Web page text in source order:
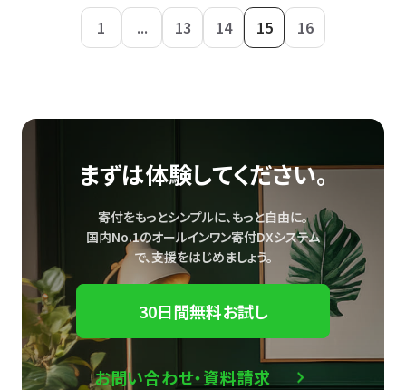
1 ... 13 14 15 16
まずは体験してください。
寄付をもっとシンプルに、もっと自由に。
国内No.1のオールインワン寄付DXシステム
で、支援をはじめましょう。
30日間無料お試し
お問い合わせ・資料請求